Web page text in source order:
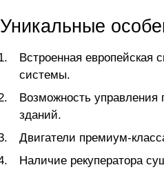
Уникальные
Встроенная европейская
системы.
Возможность управления
зданий.
Двигатели премиум-
Наличие рекуператора